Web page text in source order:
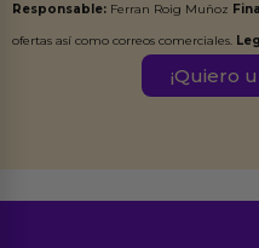
Responsable: Ferran Roig Muñoz
ofertas así como correos comerciales.
Destinatarios:Ferran